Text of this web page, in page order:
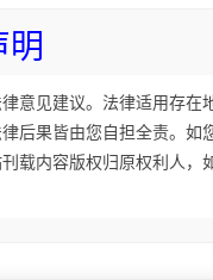
意见建议。法律适用存在
后果皆由您自担全责。如
载内容版权归原权利人，